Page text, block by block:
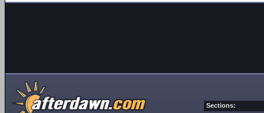
Sections: